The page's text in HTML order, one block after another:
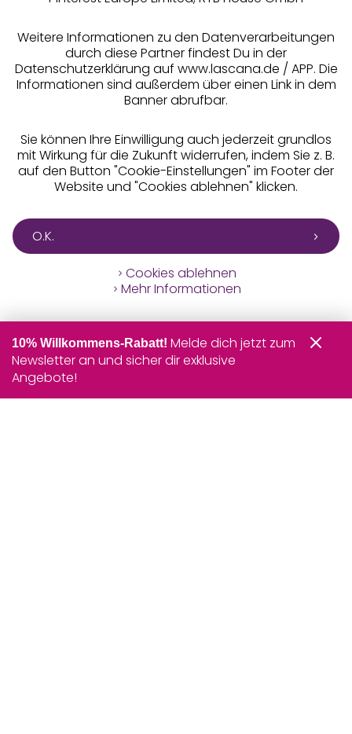
Weitere Informationen zu den Datenverarbeitungen
durch diese Partner findest Du in der
Datenschutzerklärung auf www.lascana.de / APP. Die
Informationen sind außerdem über einen Link in dem
Banner abrufbar.
Sie können Ihre Einwilligung auch jederzeit grundlos
mit Wirkung für die Zukunft widerrufen, indem Sie z. B.
auf den Button "Cookie-Einstellungen" im Footer der
Website und "Cookies ablehnen" klicken.
O.K.
Cookies ablehnen
Mehr Informationen
10% Willkommens-Rabatt! Melde dich jetzt zum
Newsletter an und sicher dir exklusive
Angebote!